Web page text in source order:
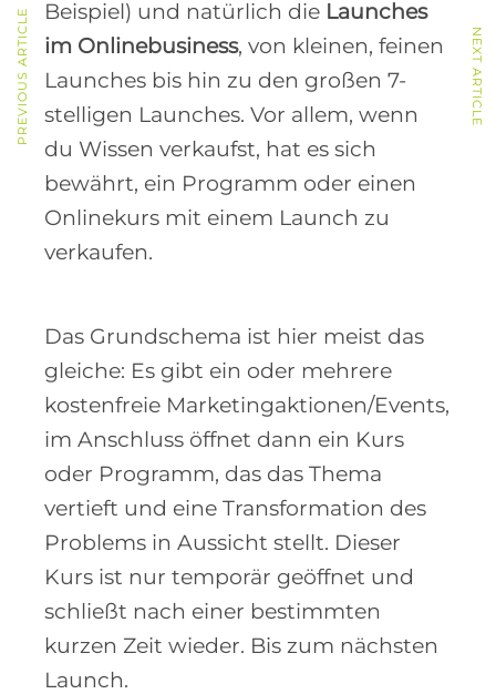
Beispiel) und natürlich die Launches
im Onlinebusiness, von kleinen, feinen
Launches bis hin zu den großen 7-
stelligen Launches. Vor allem, wenn
du Wissen verkaufst, hat es sich
bewährt, ein Programm oder einen
Onlinekurs mit einem Launch zu
verkaufen.
Das Grundschema ist hier meist das
gleiche: Es gibt ein oder mehrere
kostenfreie Marketingaktionen/Events,
im Anschluss öffnet dann ein Kurs
oder Programm, das das Thema
vertieft und eine Transformation des
Problems in Aussicht stellt. Dieser
Kurs ist nur temporär geöffnet und
schließt nach einer bestimmten
kurzen Zeit wieder. Bis zum nächsten
Launch.
PREVIOUS ARTICLE NEXT ARTICLE